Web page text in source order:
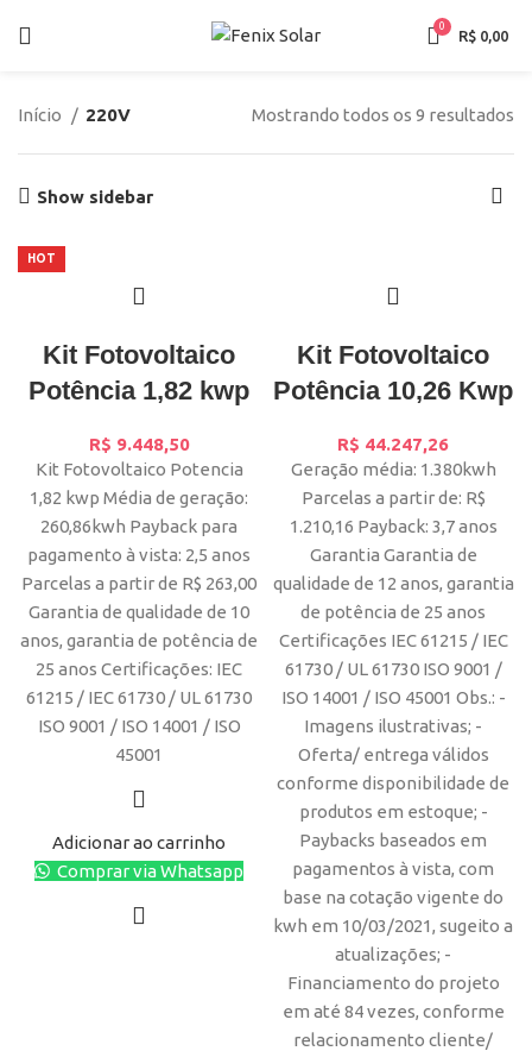
0
R$ 0,00
Início 220V Mostrando todos os 9 resultados
Show sidebar
HOT
Kit Fotovoltaico
Potência 1,82 kwp
R$ 9.448,50
Kit Fotovoltaico Potencia
1,82 kwp Média de geração:
260,86kwh Payback para
pagamento à vista: 2,5 anos
Parcelas a partir de R$ 263,00
Garantia de qualidade de 10
anos, garantia de potência de
25 anos Certificações: IEC
61215 / IEC 61730 / UL 61730
ISO 9001 / ISO 14001 / ISO
45001
Adicionar ao carrinho
Comprar via Whatsapp
Kit Fotovoltaico
Potência 10,26 Kwp
R$ 44.247,26
Geração média: 1.380kwh
Parcelas a partir de: R$
1.210,16 Payback: 3,7 anos
Garantia Garantia de
qualidade de 12 anos, garantia
de potência de 25 anos
Certificações IEC 61215 / IEC
61730 / UL 61730 ISO 9001 /
ISO 14001 / ISO 45001 Obs.: -
Imagens ilustrativas; -
Oferta/ entrega válidos
conforme disponibilidade de
produtos em estoque; -
Paybacks baseados em
pagamentos à vista, com
base na cotação vigente do
kwh em 10/03/2021, sugeito a
atualizações; -
Financiamento do projeto
em até 84 vezes, conforme
relacionamento cliente/